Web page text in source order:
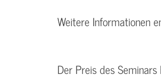
Weitere Informationen
Der Preis des